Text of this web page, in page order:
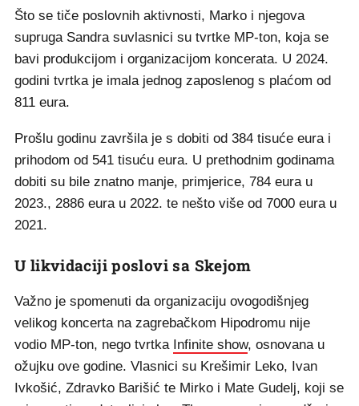
Što se tiče poslovnih aktivnosti, Marko i njegova
supruga Sandra suvlasnici su tvrtke MP-ton, koja se
bavi produkcijom i organizacijom koncerata. U 2024.
godini tvrtka je imala jednog zaposlenog s plaćom od
811 eura.
Prošlu godinu završila je s dobiti od 384 tisuće eura i
prihodom od 541 tisuću eura. U prethodnim godinama
dobiti su bile znatno manje, primjerice, 784 eura u
2023., 2886 eura u 2022. te nešto više od 7000 eura u
2021.
U likvidaciji poslovi sa Skejom
Važno je spomenuti da organizaciju ovogodišnjeg
velikog koncerta na zagrebačkom Hipodromu nije
vodio MP-ton, nego tvrtka Infinite show, osnovana u
ožujku ove godine. Vlasnici su Krešimir Leko, Ivan
Ivkošić, Zdravko Barišić te Mirko i Mate Gudelj, koji se